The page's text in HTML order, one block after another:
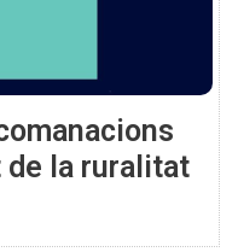
la ruralitat